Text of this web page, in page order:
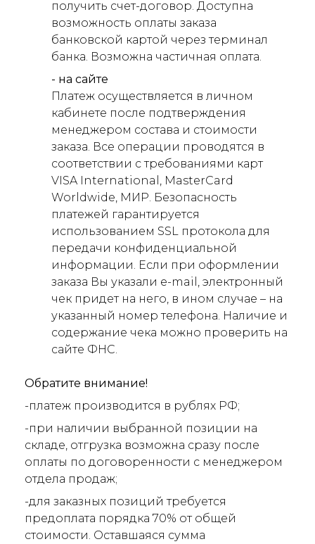
получить счет-договор. Доступна
возможность оплаты заказа
банковской картой через терминал
банка. Возможна частичная оплата.
- на сайте
Платеж осуществляется в личном
кабинете после подтверждения
менеджером состава и стоимости
заказа. Все операции проводятся в
соответствии с требованиями карт
VISA International, MasterCard
Worldwide, МИР. Безопасность
платежей гарантируется
использованием SSL протокола для
передачи конфиденциальной
информации. Если при оформлении
заказа Вы указали e-mail, электронный
чек придет на него, в ином случае – на
указанный номер телефона. Наличие и
содержание чека можно проверить на
сайте ФНС.
Обратите внимание!
-платеж производится в рублях РФ;
-при наличии выбранной позиции на
складе, отгрузка возможна сразу после
оплаты по договоренности с менеджером
отдела продаж;
-для заказных позиций требуется
предоплата порядка 70% от общей
стоимости. Оставшаяся сумма